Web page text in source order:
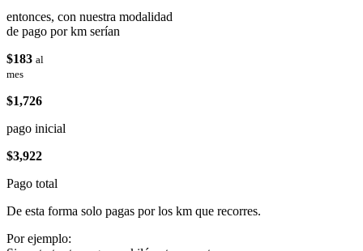
entonces, con nuestra modalidad
de pago por km serían
$183 al
mes
$1,726
pago inicial
$3,922
Pago total
De esta forma solo pagas por los km que recorres.
Por ejemplo: